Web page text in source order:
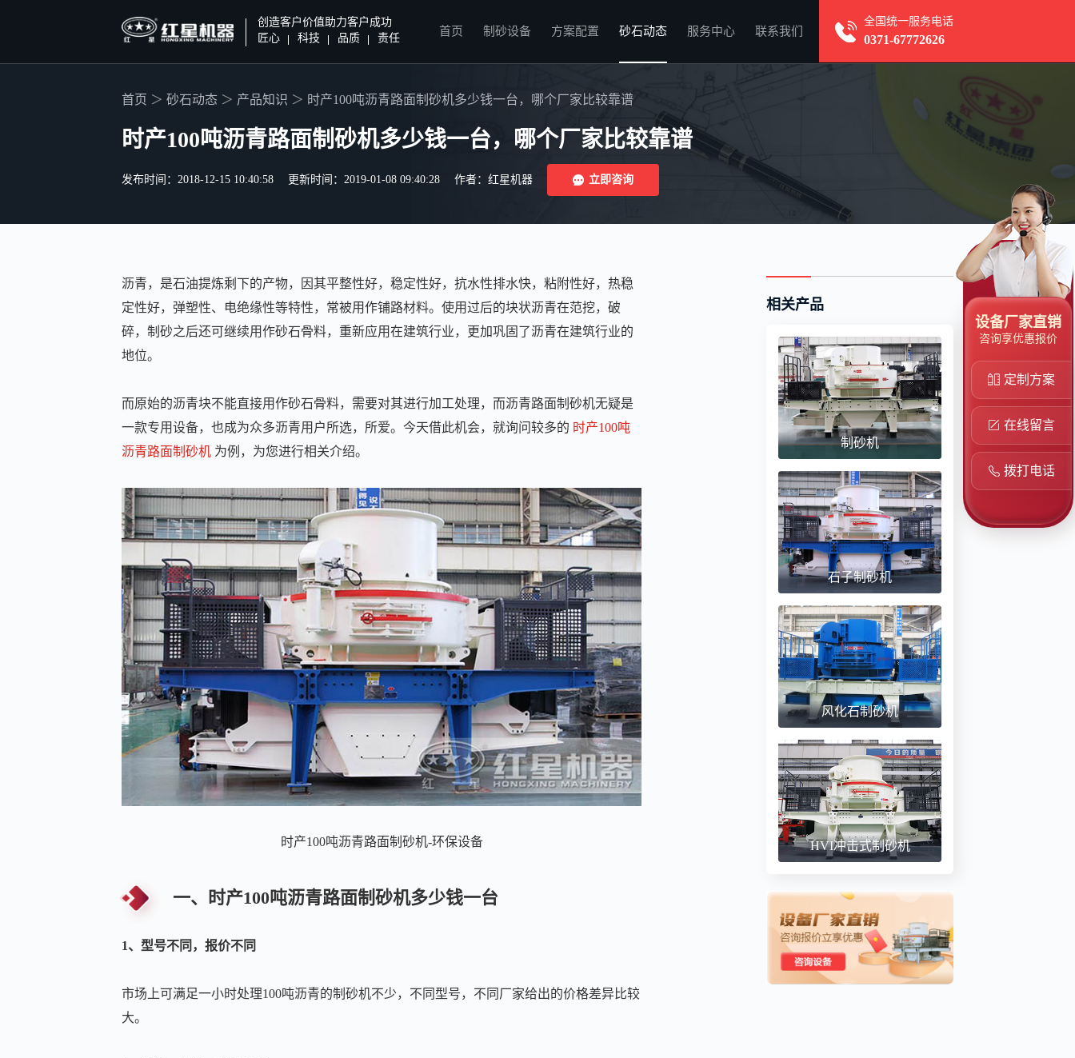
创造客户价值助力客户成功
匠心
科技 品质 责任
全国统一服务电话
0371-67772626
首页 制砂设备 方案配置 砂石动态 服务中心 联系我们
首页 砂石动态 产品知识 时产100吨沥青路面制砂机多少钱一台，哪个厂家比较靠谱
时产100吨沥青路面制砂机多少钱一台，哪个厂家比较靠谱
发布时间：2018-12-15 10:40:58 更新时间：2019-01-08 09:40:28 作者：红星机器 立即咨询
沥青，是石油提炼剩下的产物，因其平整性好，稳定性好，抗水性排水快，粘附性好，热稳
定性好，弹塑性、电绝缘性等特性，常被用作铺路材料。使用过后的块状沥青在范挖，破
碎，制砂之后还可继续用作砂石骨料，重新应用在建筑行业，更加巩固了沥青在建筑行业的
地位。
而原始的沥青块不能直接用作砂石骨料，需要对其进行加工处理，而沥青路面制砂机无疑是
一款专用设备，也成为众多沥青用户所选，所爱。今天借此机会，就询问较多的 时产100吨
沥青路面制砂机 为例，为您进行相关介绍。
时产100吨沥青路面制砂机-环保设备
一、时产100吨沥青路面制砂机多少钱一台
1、型号不同，报价不同
市场上可满足一小时处理100吨沥青的制砂机不少，不同型号，不同厂家给出的价格差异比较
大。
相关产品
制砂机
石子制砂机
风化石制砂机
HVI冲击式制砂机
设备厂家直销
咨询享优惠报价
定制方案
在线留言
拨打电话